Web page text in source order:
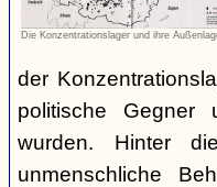
Die Konzentrationslager und ihre
der
politische Gegner
wurden. Hinter
unmenschliche